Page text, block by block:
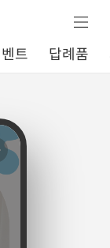
트 답례품